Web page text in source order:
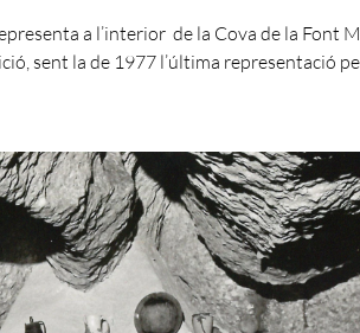
a l’interior de la Cova de la Font
sent la de 1977 l’última representació